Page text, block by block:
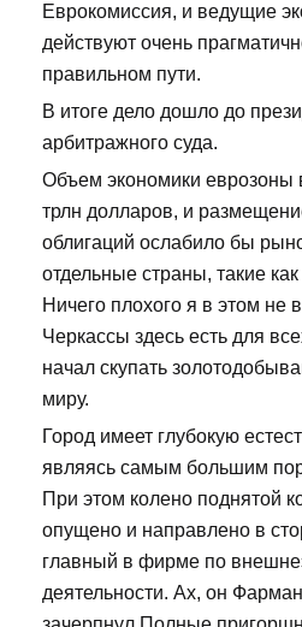
Еврокомиссия, и ведущие
действуют очень
правильном пути.
В итоге дело дошло до
арбитражного суда.
Объем экономики еврозоны
трлн долларов, и
облигаций ослабило бы
отдельные страны, такие
Ничего плохого я в этом не
Черкассы здесь есть для
начал скупать
миру.
Город имеет глубокую
являясь самым большим
При этом колено поднятой
опущено и направлено в
главный в фирме по
деятельности. Ах, он